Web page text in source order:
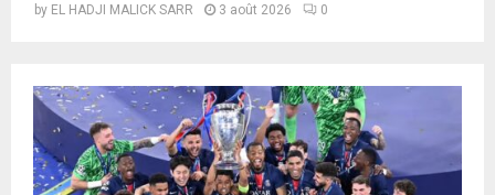
by EL HADJI MALICK SARR 3 août 2026 0